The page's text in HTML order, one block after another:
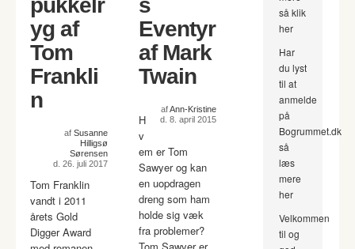
pukkelr
yg af
Tom
Frankli
n
af Susanne
Hilligsø
Sørensen
d. 26. juli 2017
Tom Franklin
vandt i 2011
årets Gold
Digger Award
s
Eventyr
af Mark
Twain
afAnn-Kristine
d. 8. april 2015
H
v
em er Tom
Sawyer og kan
en uopdragen
dreng som ham
holde sig væk
fra problemer?
så klik
her
Har
du lyst
til at
anmelde
på
Bogrummet.dk
så
læs
mere
her
Velkommen
til og